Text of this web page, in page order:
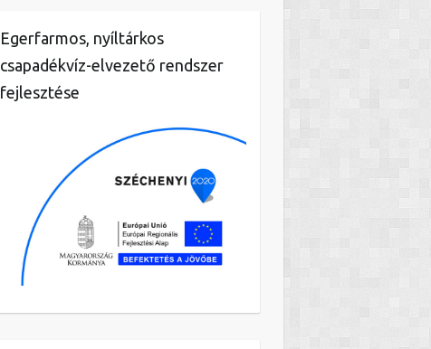
Egerfarmos, nyíltárkos
csapadékvíz-elvezető rendszer
fejlesztése